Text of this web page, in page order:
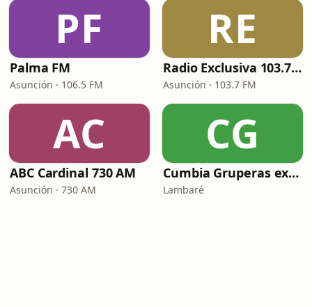
PF
Palma FM
Asunción · 106.5 FM
RE
Radio Exclusiva 103.7 FM
Asunción · 103.7 FM
AC
ABC Cardinal 730 AM
Asunción · 730 AM
CG
Cumbia Gruperas exitos inmortales Radio
Lambaré